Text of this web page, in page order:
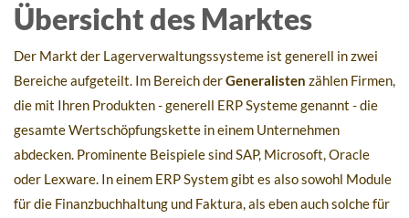
Übersicht des Marktes
Der Markt der Lagerverwaltungssysteme ist generell in zwei
Bereiche aufgeteilt. Im Bereich derGeneralisten zählen Firmen,
die mit Ihren Produkten - generell ERP Systeme genannt - die
gesamte Wertschöpfungskette in einem Unternehmen
abdecken. Prominente Beispiele sind SAP, Microsoft, Oracle
oder Lexware. In einem ERP System gibt es also sowohl Module
für die Finanzbuchhaltung und Faktura, als eben auch solche für